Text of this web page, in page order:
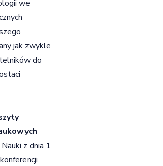
we
jak zwykle
do
z dnia 1